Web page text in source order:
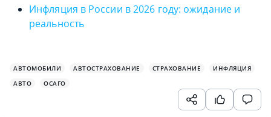
Инфляция в России в 2026 году: ожидание и
реальность
АВТОМОБИЛИ АВТОСТРАХОВАНИЕ СТРАХОВАНИЕ
ИНФЛЯЦИЯ
АВТО
ОСАГО